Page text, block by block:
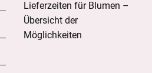
Lieferzeiten für Blumen –
Übersicht der
Möglichkeiten